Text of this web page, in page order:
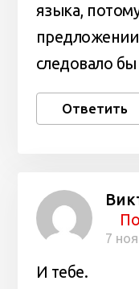
языка,
предложении
следовало бы
Ответить
7
И тебе.